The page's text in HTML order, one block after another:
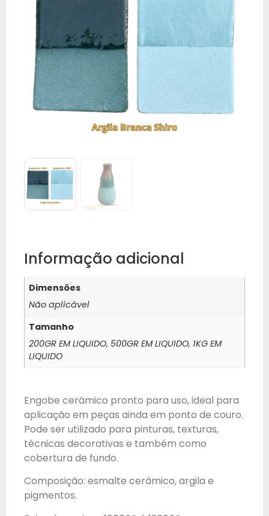
Informação adicional
Dimensões
Não aplicável
Tamanho
200GR EM LIQUIDO, 500GR EM LIQUIDO, 1KG EM
LIQUIDO
Engobe cerâmico pronto para uso, ideal para
aplicação em peças ainda em ponto de couro.
Pode ser utilizado para pinturas, texturas,
técnicas decorativas e também como
cobertura de fundo.
Composição: esmalte cerâmico, argila e
pigmentos.